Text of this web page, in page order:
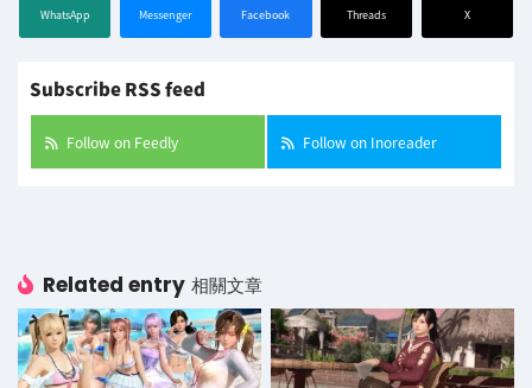
WhatsApp Messenger Facebook Threads X
Subscribe RSS feed
Follow on Feedly Follow on Inoreader
Related entry 相關文章